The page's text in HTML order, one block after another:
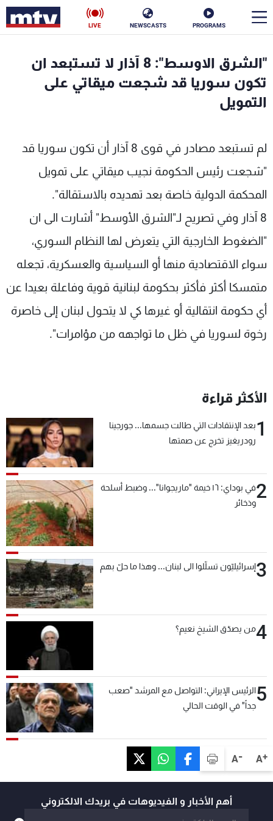
PROGRAMS
NEWSCASTS
LIVE
A+
A-
"الشرق الاوسط": 8 آذار لا تستبعد ان
تكون سوريا قد شجعت ميقاتي على
التمويل
لم تستبعد مصادر في قوى 8 آذار أن تكون سوريا قد
"شجعت رئيس الحكومة نجيب ميقاتي على تمويل
المحكمة الدولية خاصة بعد تهديده بالاستقالة".
8 آذار وفي تصريح لـ"الشرق الأوسط" أشارت الى ان
"الضغوط الخارجية التي يتعرض لها النظام السوري،
سواء الاقتصادية منها أو السياسية والعسكرية، تجعله
متمسكا أكثر فأكثر بحكومة لبنانية قوية وفاعلة بعيدا عن
أي حكومة انتقالية أو غيرها كي لا يتحول لبنان إلى خاصرة
رخوة لسوريا في ظل ما تواجهه من مؤامرات".
الأكثر قراءة
1بعد الإنتقادات التي طالت جسمها... جورجينا
رودريغيز تخرج عن صمتها
2
في بوداي: ١٦ خيمة "ماريجوانا"... وضبط أسلحة
وذخائر
3إسرائيليّون تسلّلوا الى لبنان... وهذا ما حلّ بهم
4من يصدّق الشيخ نعيم؟
5الرئيس الإيراني: التواصل مع المرشد "صعب
جداً" في الوقت الحالي
أهم الأخبار و الفيديوهات في بريدك الالكتروني
الأخبار
سياسة
فن
منوعات رياضة
كأس العالم
جدول البرامج
شاهد البرامج
الترددات
عن MTV
وظائف